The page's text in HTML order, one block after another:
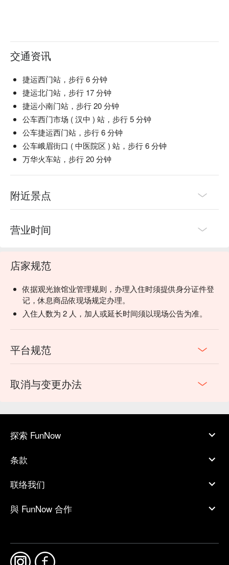
交通资讯
捷运西门站，步行 6 分钟
捷运北门站，步行 17 分钟
捷运小南门站，步行 20 分钟
公车西门市场 ( 汉中 ) 站，步行 5 分钟
公车捷运西门站，步行 6 分钟
公车峨眉街口 ( 中医院区 ) 站，步行 6 分钟
万华火车站，步行 20 分钟
附近景点
营业时间
店家规范
依据观光旅馆业管理规则，办理入住时须提供身分证件登
记，休息商品依现场规定办理。
入住人数为 2 人，加人或延长时间须以现场公告为准。
平台规范
取消与变更办法
探索 FunNow
条款
联络我们
與 FunNow 合作